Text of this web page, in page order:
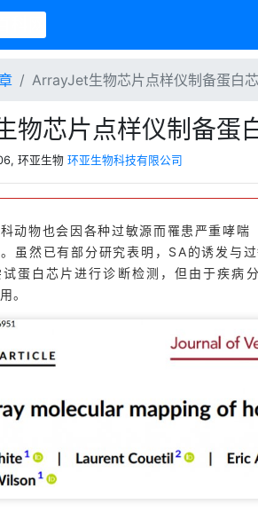
ArrayJet生物芯片点样仪制备蛋白
物芯片点样仪制备蛋
环亚生物 环亚生物科技有限公司
动物也会因各种过敏源而罹患严重哮
虽然已有部分研究表明，SA的诱发与
蛋白芯片进行诊断检测，但由于疾病
。